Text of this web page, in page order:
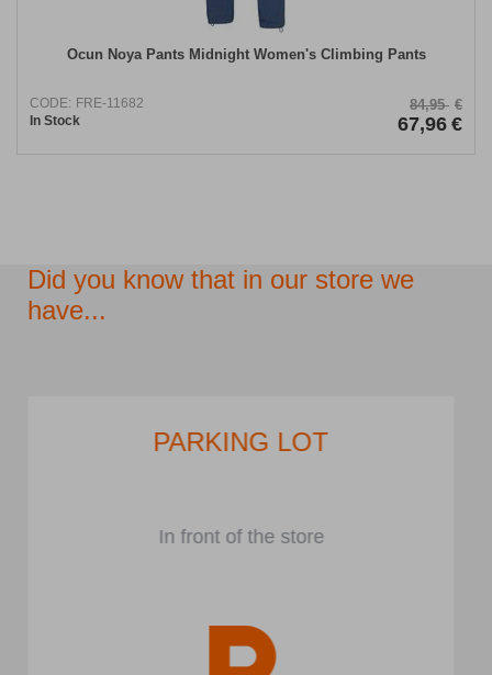
​Ocun Noya Pants Midnight Women's Climbing Pants
CODE: FRE-11682
In Stock
84,95 €
67,96 €
Did you know that in our store we
have...
PARKING LOT
In front of the store